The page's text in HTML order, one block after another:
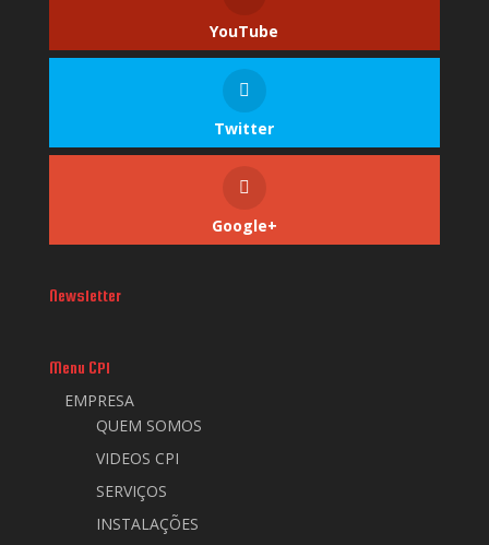
YouTube
Twitter
Google+
Newsletter
Menu CPI
EMPRESA
QUEM SOMOS
VIDEOS CPI
SERVIÇOS
INSTALAÇÕES